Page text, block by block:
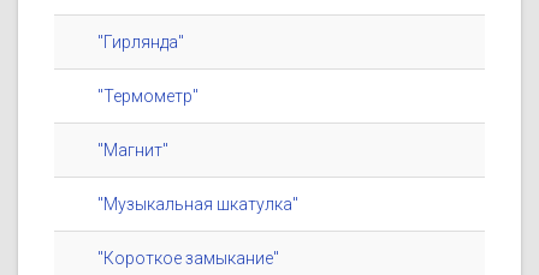
"Гирлянда"
"Термометр"
"Магнит"
"Музыкальная шкатулка"
"Короткое замыкание"